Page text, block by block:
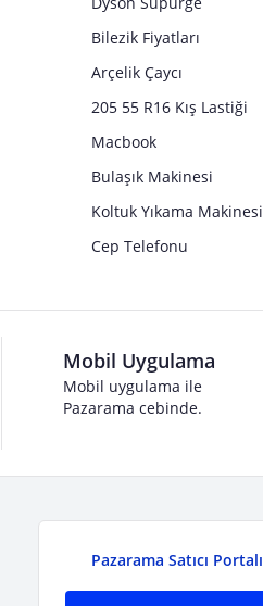
Bilezik Fiyatları
Arçelik Çaycı
205 55 R16 Kış Lastiği
Macbook
Bulaşık Makinesi
Koltuk Yıkama Makinesi
Cep Telefonu
Mobil Uygulama
Mobil uygulama ile
Pazarama cebinde.
Pazarama Satıcı Portalı